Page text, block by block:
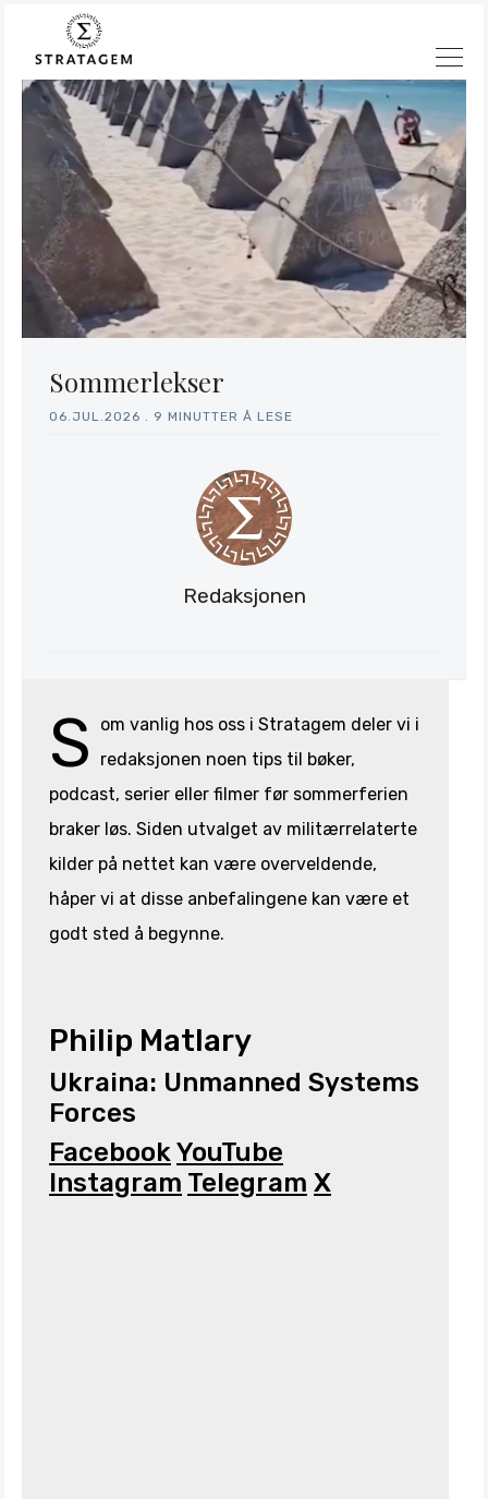
Sommerlekser
06.JUL.2026 9 MINUTTER Å LESE
Redaksjonen
S
om vanlig hos oss i Stratagem deler vi i
redaksjonen noen tips til bøker,
podcast, serier eller filmer før sommerferien
braker løs. Siden utvalget av militærrelaterte
kilder på nettet kan være overveldende,
håper vi at disse anbefalingene kan være et
godt sted å begynne.
Philip Matlary
Ukraina: Unmanned Systems
Forces
FacebookYouTube
Instagram Telegram X